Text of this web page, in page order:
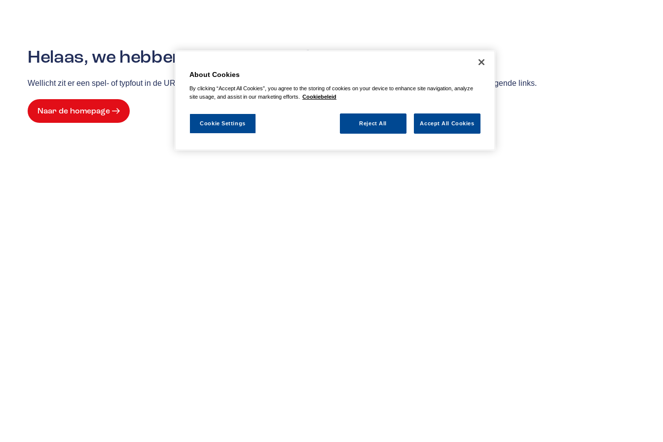
Helaas, we hebben de pagina niet kunnen vinden
Wellicht zit er een spel- of typfout in de URL of is de actie waarnaar u zocht al verlopen. We hopen u weer op weg te helpen met de volgende links.
Naar de homepage
About Cookies
By clicking “Accept All Cookies”, you agree to the storing of cookies on your device to enhance site navigation, analyze
site usage, and assist in our marketing efforts.
Cookiebeleid
Reject All Accept All Cookies
Cookie Settings